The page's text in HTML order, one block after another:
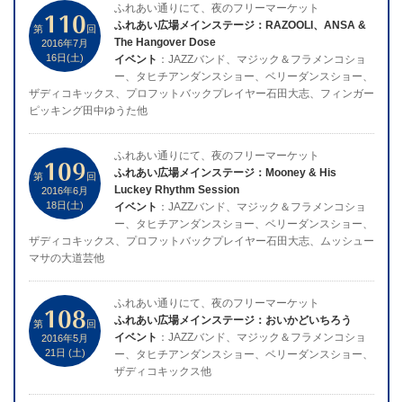
第110回
2016年7月
16日(土)
ふれあい通りにて、夜のフリーマーケット
ふれあい広場メインステージ：RAZOOLI、ANSA &
The Hangover Dose
イベント ：JAZZバンド、マジック＆フラメンコショ
ー、タヒチアンダンスショー、ベリーダンスショー、
ザディコキックス、プロフットバックプレイヤー石田大志、フィンガー
ピッキング田中ゆうた他
第109回
2016年6月
18日(土)
ふれあい通りにて、夜のフリーマーケット
ふれあい広場メインステージ：Mooney & His
Luckey Rhythm Session
イベント ：JAZZバンド、マジック＆フラメンコショ
ー、タヒチアンダンスショー、ベリーダンスショー、
ザディコキックス、プロフットバックプレイヤー石田大志、ムッシュー
マサの大道芸他
第108回
2016年5月
21日 (土)
ふれあい通りにて、夜のフリーマーケット
ふれあい広場メインステージ：おいかどいちろう
イベント ：JAZZバンド、マジック＆フラメンコショ
ー、タヒチアンダンスショー、ベリーダンスショー、
ザディコキックス他